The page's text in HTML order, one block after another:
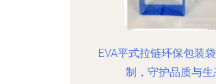
EVA平式拉链环保包装
制，守护品质与生